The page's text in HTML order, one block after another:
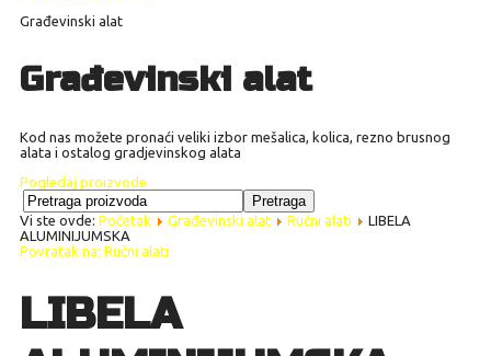
Građevinski alat
Građevinski alat
Kod nas možete pronaći veliki izbor mešalica, kolica, rezno brusnog
alata i ostalog gradjevinskog alata
Pogledaj proizvode
Vi ste ovde: Početak Građevinski alat Ručni alati
LIBELA
ALUMINIJUMSKA
Povratak na: Ručni alati
LIBELA